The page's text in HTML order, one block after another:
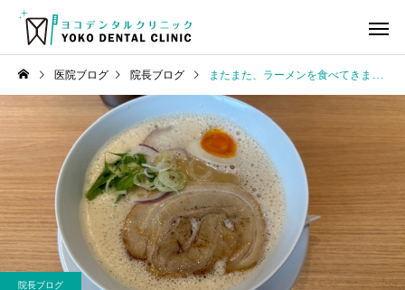
虫歯治療 歯の神経
院長ブログ
審美歯科領域のBTAテクニ
ヨコデンタル通信
ヨコデンタル通信
医院ブログ 院長ブログ またまた、ラーメンを食べてきました。今回は鶏そば鶏すけへ！
院長ブログ